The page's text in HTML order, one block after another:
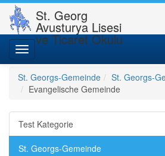
St. Georg
Avusturya Lisesi
ve Ticaret Okulu
Toggle
navigation
St. Georgs-Gemeinde
St. Georgs-
Evangelische Gemeinde
Test Kategorie
St. Georgs-Gemeinde